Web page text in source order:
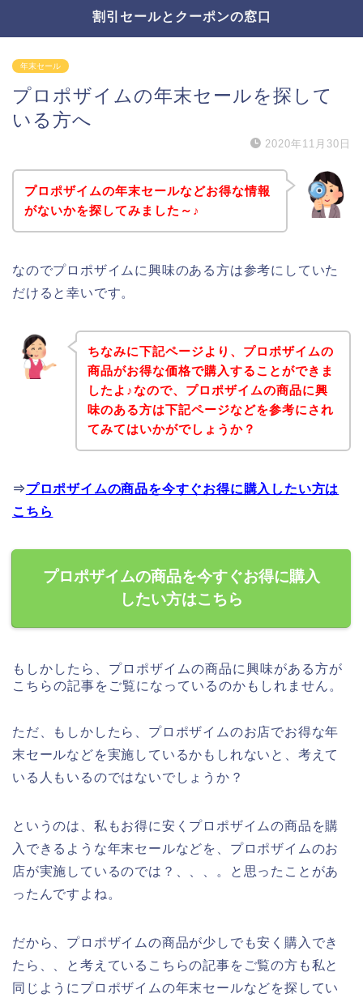
割引セールとクーポンの窓口
年末セール
プロポザイムの年末セールを探して
いる方へ
2020年11月30日
プロポザイムの年末セールなどお得な情報
がないかを探してみました～♪
なのでプロポザイムに興味のある方は参考にしていた
だけると幸いです。
ちなみに下記ページより、プロポザイムの
商品がお得な価格で購入することができま
したよ♪なので、プロポザイムの商品に興
味のある方は下記ページなどを参考にされ
てみてはいかがでしょうか？
⇒プロポザイムの商品を今すぐお得に購入したい方は
こちら
プロポザイムの商品を今すぐお得に購入
したい方はこちら
もしかしたら、プロポザイムの商品に興味がある方が
こちらの記事をご覧になっているのかもしれません。
ただ、もしかしたら、プロポザイムのお店でお得な年
末セールなどを実施しているかもしれないと、考えて
いる人もいるのではないでしょうか？
というのは、私もお得に安くプロポザイムの商品を購
入できるような年末セールなどを、プロポザイムのお
店が実施しているのでは？、、、。と思ったことがあ
ったんですよね。
だから、プロポザイムの商品が少しでも安く購入でき
たら、、と考えているこちらの記事をご覧の方も私と
同じようにプロポザイムの年末セールなどを探してい